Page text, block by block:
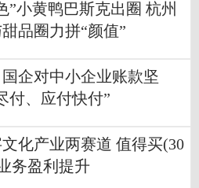
”小黄鸭巴斯克出圈 杭州
品圈力拼“颜值”
企对中小企业账款坚
付、应付快付”
化产业两赛道 值得买(30
务盈利提升